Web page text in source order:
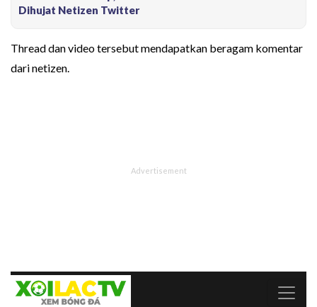
Dihujat Netizen Twitter
Thread dan video tersebut mendapatkan beragam komentar
dari netizen.